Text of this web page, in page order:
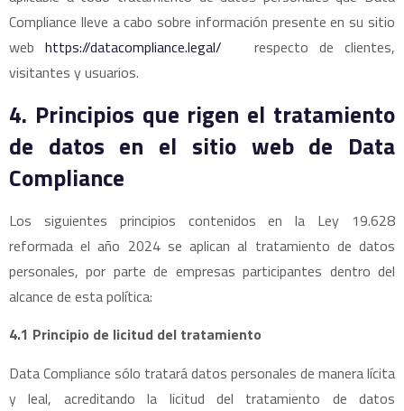
Compliance lleve a cabo sobre información presente en su sitio
web https://datacompliance.legal/ respecto de clientes,
visitantes y usuarios.
4. Principios que rigen el tratamiento
de datos en el sitio web de Data
Compliance
Los siguientes principios contenidos en la Ley 19.628
reformada el año 2024 se aplican al tratamiento de datos
personales, por parte de empresas participantes dentro del
alcance de esta política:
4.1 Principio de licitud del tratamiento
Data Compliance sólo tratará datos personales de manera lícita
y leal, acreditando la licitud del tratamiento de datos